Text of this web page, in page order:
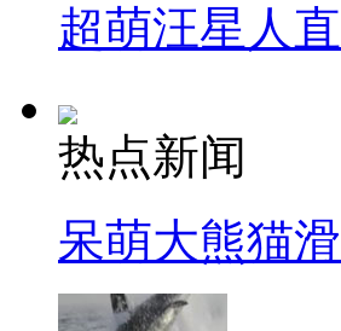
超萌汪星人
热点新闻
呆萌大熊猫